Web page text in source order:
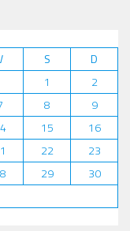
S
D
1
2
8
9
15
16
22
23
29
30